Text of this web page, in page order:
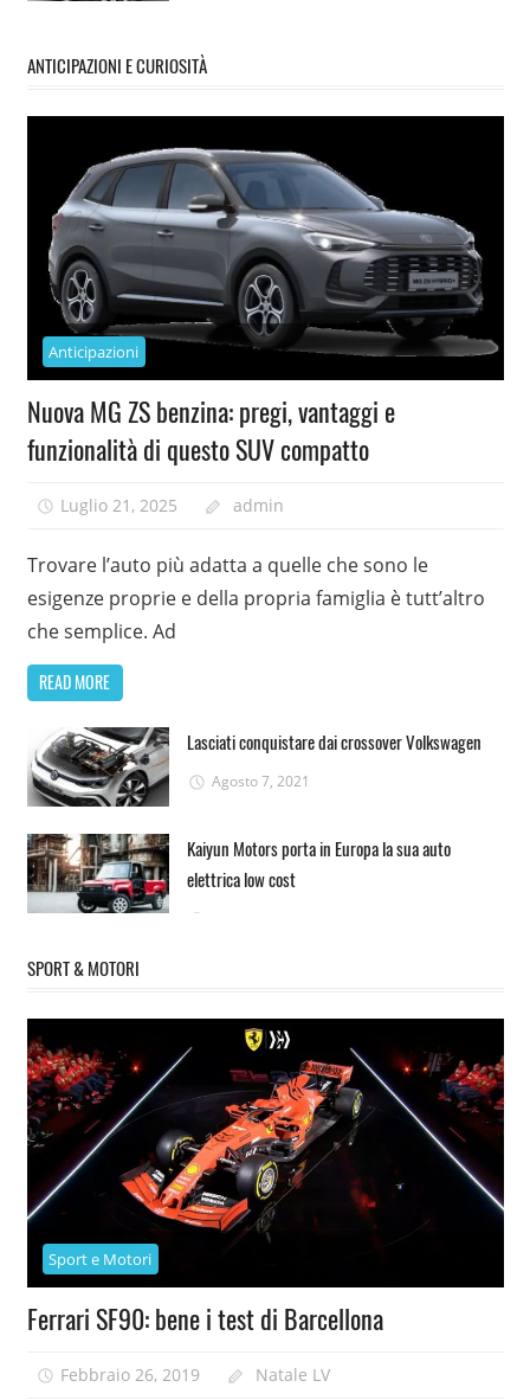
ANTICIPAZIONI E CURIOSITÀ
Anticipazioni
Nuova MG ZS benzina: pregi, vantaggi e
funzionalità di questo SUV compatto
Luglio 21, 2025 admin
Trovare l’auto più adatta a quelle che sono le
esigenze proprie e della propria famiglia è tutt’altro
che semplice. Ad
READ MORE
Lasciati conquistare dai crossover Volkswagen
Agosto 7, 2021
Kaiyun Motors porta in Europa la sua auto
elettrica low cost
SPORT & MOTORI
Sport e Motori
Ferrari SF90: bene i test di Barcellona
Febbraio 26, 2019 Natale LV